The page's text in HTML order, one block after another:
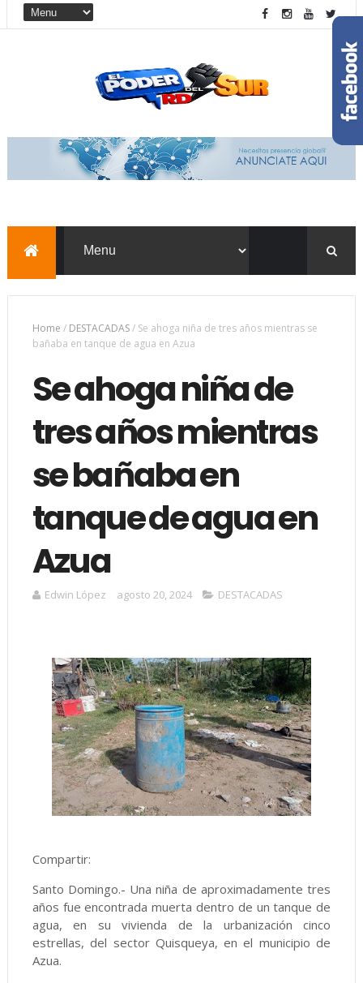
Home / DESTACADAS/ Se ahoga niña de tres años mientras se
bañaba en tanque de agua en Azua
Se ahoga niña de
tres años mientras
se bañaba en
tanque de agua en
Azua
Edwin López agosto 20, 2024 DESTACADAS
Compartir:
Santo Domingo.- Una niña de aproximadamente tres
años fue encontrada muerta dentro de un tanque de
agua, en su vivienda de la urbanización cinco
estrellas, del sector Quisqueya, en el municipio de
Azua.